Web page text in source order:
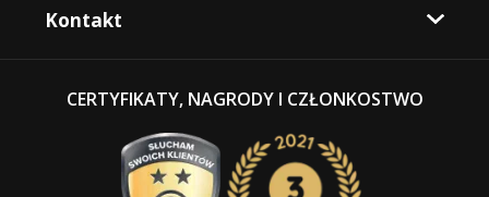
Kontakt
CERTYFIKATY, NAGRODY I CZŁONKOSTWO